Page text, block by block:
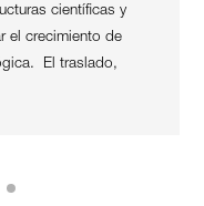
científicas y
el crecimiento de
El traslado,